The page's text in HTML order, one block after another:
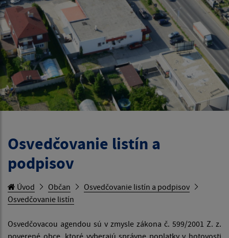
Osvedčovanie listín a
podpisov
Úvod Občan
Osvedčovanie listín a podpisov
Osvedčovanie listín
Osvedčovacou agendou sú v zmysle zákona č. 599/2001 Z. z.
poverené obce, ktoré vyberajú správne poplatky v hotovosti